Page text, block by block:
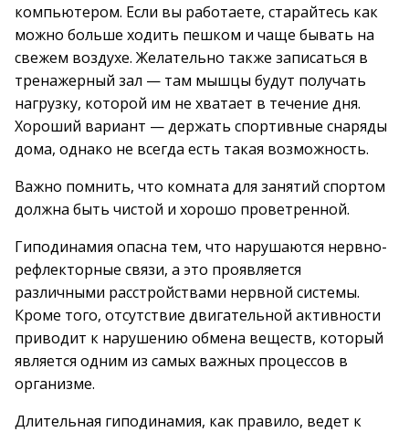
компьютером. Если вы работаете, старайтесь как
можно больше ходить пешком и чаще бывать на
свежем воздухе. Желательно также записаться в
тренажерный зал — там мышцы будут получать
нагрузку, которой им не хватает в течение дня.
Хороший вариант — держать спортивные снаряды
дома, однако не всегда есть такая возможность.
Важно помнить, что комната для занятий спортом
должна быть чистой и хорошо проветренной.
Гиподинамия опасна тем, что нарушаются нервно-
рефлекторные связи, а это проявляется
различными расстройствами нервной системы.
Кроме того, отсутствие двигательной активности
приводит к нарушению обмена веществ, который
является одним из самых важных процессов в
организме.
Длительная гиподинамия, как правило, ведет к